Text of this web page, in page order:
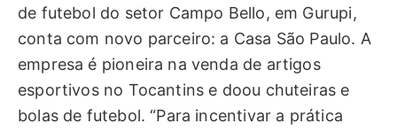
de futebol do setor Campo Bello, em Gurupi,
conta com novo parceiro: a Casa São Paulo. A
empresa é pioneira na venda de artigos
esportivos no Tocantins e doou chuteiras e
bolas de futebol. “Para incentivar a prática